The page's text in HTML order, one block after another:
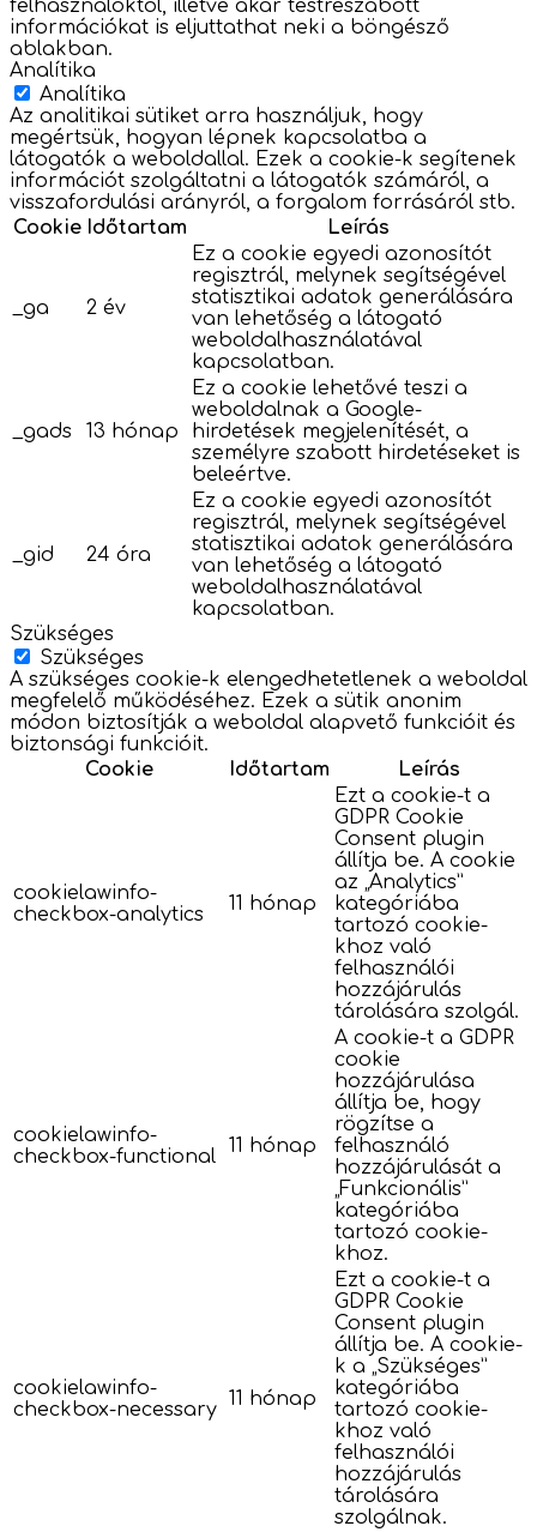
felhasználóktól, illetve akár testreszabott
információkat is eljuttathat neki a böngésző
ablakban.
Analítika
Analítika
Az analitikai sütiket arra használjuk, hogy
megértsük, hogyan lépnek kapcsolatba a
látogatók a weboldallal. Ezek a cookie-k segítenek
információt szolgáltatni a látogatók számáról, a
visszafordulási arányról, a forgalom forrásáról stb.
Cookie Időtartam Leírás
_ga 2 év
Ez a cookie egyedi azonosítót
regisztrál, melynek segítségével
statisztikai adatok generálására
van lehetőség a látogató
weboldalhasználatával
kapcsolatban.
_gads 13 hónap
Ez a cookie lehetővé teszi a
weboldalnak a Google-
hirdetések megjelenítését, a
személyre szabott hirdetéseket is
beleértve.
_gid 24 óra
Ez a cookie egyedi azonosítót
regisztrál, melynek segítségével
statisztikai adatok generálására
van lehetőség a látogató
weboldalhasználatával
kapcsolatban.
Szükséges
Szükséges
A szükséges cookie-k elengedhetetlenek a weboldal
megfelelő működéséhez. Ezek a sütik anonim
módon biztosítják a weboldal alapvető funkcióit és
biztonsági funkcióit.
Cookie
Időtartam Leírás
cookielawinfo-
checkbox-analytics
11 hónap
Ezt a cookie-t a
GDPR Cookie
Consent plugin
állítja be. A cookie
az „Analytics”
kategóriába
tartozó cookie-
khoz való
felhasználói
hozzájárulás
tárolására szolgál.
cookielawinfo-
checkbox-functional
11 hónap
A cookie-t a GDPR
cookie
hozzájárulása
állítja be, hogy
rögzítse a
felhasználó
hozzájárulását a
„Funkcionális”
kategóriába
tartozó cookie-
khoz.
cookielawinfo-
checkbox-necessary 11 hónap
Ezt a cookie-t a
GDPR Cookie
Consent plugin
állítja be. A cookie-
k a „Szükséges”
kategóriába
tartozó cookie-
khoz való
felhasználói
hozzájárulás
tárolására
szolgálnak.